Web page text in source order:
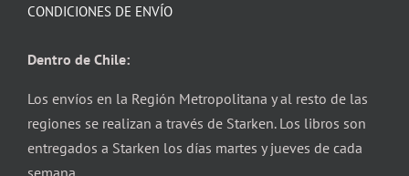
CONDICIONES DE ENVÍO
Dentro de Chile:
Los envíos en la Región Metropolitana y al resto de las
regiones se realizan a través de Starken. Los libros son
entregados a Starken los días martes y jueves de cada
semana.